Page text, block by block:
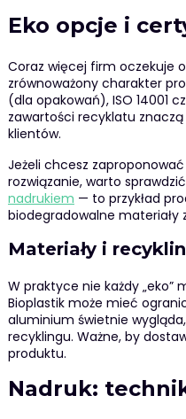
Eko opcje i
Coraz więcej firm oczekuje
zrównoważony charakter
(dla opakowań), ISO 14001
zawartości recyklatu
klientów.
Jeżeli chcesz
rozwiązanie, warto
nadrukiem — to przykład
biodegradowalne materiały
Materiały i
W praktyce nie każdy „eko”
Bioplastik może mieć
aluminium świetnie
recyklingu. Ważne, by
produktu.
Nadruk: